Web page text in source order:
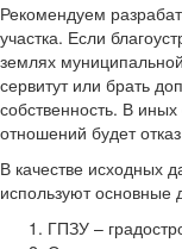
Рекомендуем
участка. Если
землях
сервитут или брать
собственность. В
отношений будет
В качестве исходных
используют основные
ГПЗУ –